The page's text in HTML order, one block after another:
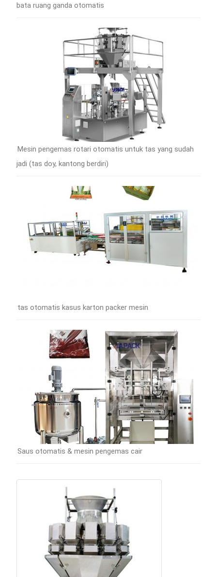
bata ruang ganda otomatis
Mesin pengemas rotari otomatis untuk tas yang sudah
jadi (tas doy, kantong berdiri)
tas otomatis kasus karton packer mesin
Saus otomatis & mesin pengemas cair